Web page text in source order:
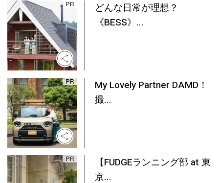
どんな日常が理想？
《BESS》...
My Lovely Partner DAMD！
撮...
【FUDGEランニング部 at 東
京...